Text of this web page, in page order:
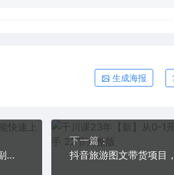
生成海报
抖音同城生活之团购达人项目教程，适合下班后做的副业，干货满满
下一篇：